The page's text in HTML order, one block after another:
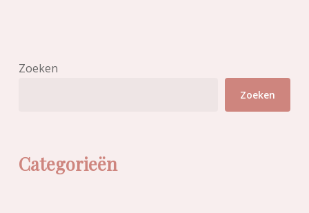
Zoeken
Zoeken
Categorieën